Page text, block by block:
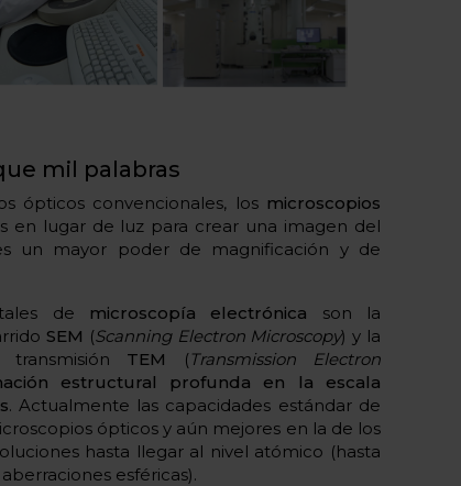
mil palabras
ópticos convencionales, los microscopios
en lugar de luz para crear una imagen del
un mayor poder de magnificación y de
de
microscopía electrónica son la
SEM (Scanning Electron Microscopy) y la
TEM (Transmission Electron
estructural profunda en la escala
. Actualmente las capacidades estándar de
ópticos y aún mejores en la de los
hasta llegar al nivel atómico (hasta
esféricas).